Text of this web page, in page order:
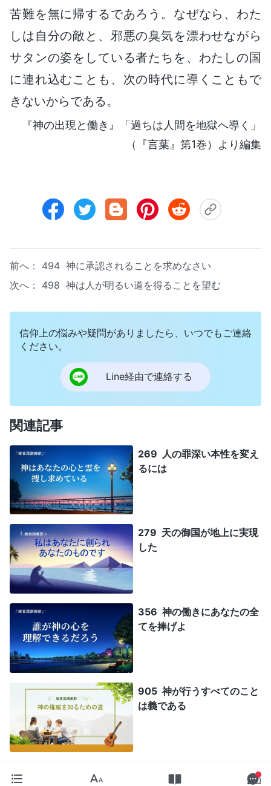
苦難を無に帰するであろう。なぜなら、わた
しは自分の敵と、邪悪の臭気を漂わせながら
サタンの姿をしている者たちを、わたしの国
に連れ込むことも、次の時代に導くこともで
きないからである。
『神の出現と働き』「過ちは人間を地獄へ導く」
（『言葉』第1巻）より編集
前へ： 494 神に承認されることを求めなさい
次へ： 498 神は人が明るい道を得ることを望む
信仰上の悩みや疑問がありましたら、いつでもご連絡
ください。
Line経由で連絡する
関連記事
269 人の罪深い本性を変え
るには
279 天の御国が地上に実現
した
356 神の働きにあなたの全
てを捧げよ
905 神が行うすべてのこと
は義である